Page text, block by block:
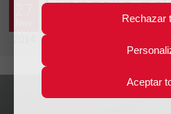
Rechazar
Aceptar
Trigésimo cuarta semana